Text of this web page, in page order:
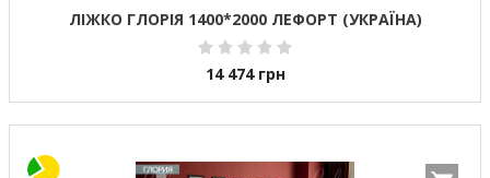
ЛІЖКО ГЛОРІЯ 1400*2000 ЛЕФОРТ (УКРАЇНА)
14 474 грн